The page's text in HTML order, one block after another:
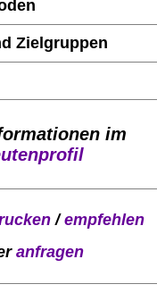
Zielgruppen
im
/empfehlen
anfragen